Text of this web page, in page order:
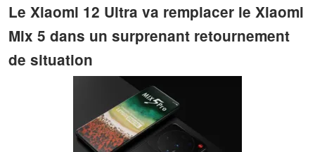
Le Xiaomi 12 Ultra va remplacer le Xiaomi
Mix 5 dans un surprenant retournement
de situation